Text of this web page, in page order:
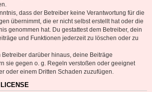
dass der Betreiber keine Verantwortung für die
übernimmt, die er nicht selbst erstellt hat oder die
genommen hat. Du gestattest dem Betreiber, dein
und Funktionen jederzeit zu löschen oder zu
Betreiber darüber hinaus, deine Beiträge
sie gegen o. g. Regeln verstoßen oder geeignet
oder einem Dritten Schaden zuzufügen.